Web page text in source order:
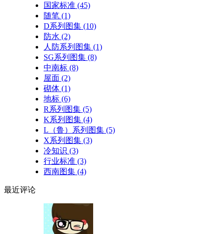
国家标准 (45)
随笔 (1)
D系列图集 (10)
防水 (2)
人防系列图集 (1)
SG系列图集 (8)
中南标 (8)
屋面 (2)
砌体 (1)
地标 (6)
R系列图集 (5)
K系列图集 (4)
L（鲁）系列图集 (5)
X系列图集 (3)
冷知识 (3)
行业标准 (3)
西南图集 (4)
最近评论